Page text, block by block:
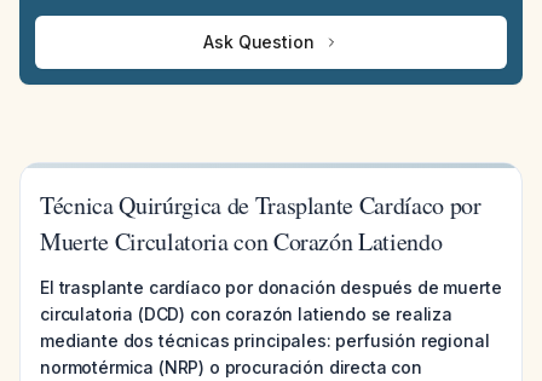
Ask Question
Técnica Quirúrgica de Trasplante Cardíaco por
Muerte Circulatoria con Corazón Latiendo
El trasplante cardíaco por donación después de muerte
circulatoria (DCD) con corazón latiendo se realiza
mediante dos técnicas principales: perfusión regional
normotérmica (NRP) o procuración directa con